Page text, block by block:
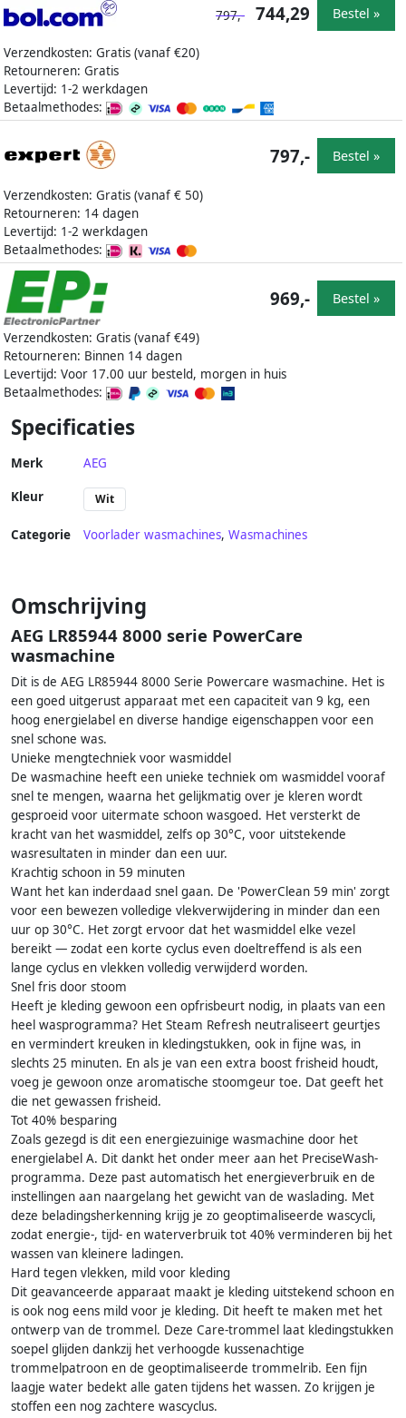
Verzendkosten: Gratis (vanaf €20)
Retourneren: Gratis
Levertijd: 1-2 werkdagen
Betaalmethodes:
797,- 744,29 Bestel »
Verzendkosten: Gratis (vanaf € 50)
Retourneren: 14 dagen
Levertijd: 1-2 werkdagen
Betaalmethodes:
797,- Bestel »
Verzendkosten: Gratis (vanaf €49)
Retourneren: Binnen 14 dagen
Levertijd: Voor 17.00 uur besteld, morgen in huis
Betaalmethodes:
969,- Bestel »
Specificaties
Merk AEG
Kleur Wit
Categorie Voorlader wasmachines, Wasmachines
Omschrijving
AEG LR85944 8000 serie PowerCare
wasmachine
Dit is de AEG LR85944 8000 Serie Powercare wasmachine. Het is
een goed uitgerust apparaat met een capaciteit van 9 kg, een
hoog energielabel en diverse handige eigenschappen voor een
snel schone was.
Unieke mengtechniek voor wasmiddel
De wasmachine heeft een unieke techniek om wasmiddel vooraf
snel te mengen, waarna het gelijkmatig over je kleren wordt
gesproeid voor uitermate schoon wasgoed. Het versterkt de
kracht van het wasmiddel, zelfs op 30°C, voor uitstekende
wasresultaten in minder dan een uur.
Krachtig schoon in 59 minuten
Want het kan inderdaad snel gaan. De 'PowerClean 59 min' zorgt
voor een bewezen volledige vlekverwijdering in minder dan een
uur op 30°C. Het zorgt ervoor dat het wasmiddel elke vezel
bereikt — zodat een korte cyclus even doeltreffend is als een
lange cyclus en vlekken volledig verwijderd worden.
Snel fris door stoom
Heeft je kleding gewoon een opfrisbeurt nodig, in plaats van een
heel wasprogramma? Het Steam Refresh neutraliseert geurtjes
en vermindert kreuken in kledingstukken, ook in fijne was, in
slechts 25 minuten. En als je van een extra boost frisheid houdt,
voeg je gewoon onze aromatische stoomgeur toe. Dat geeft het
die net gewassen frisheid.
Tot 40% besparing
Zoals gezegd is dit een energiezuinige wasmachine door het
energielabel A. Dit dankt het onder meer aan het PreciseWash-
programma. Deze past automatisch het energieverbruik en de
instellingen aan naargelang het gewicht van de waslading. Met
deze beladingsherkenning krijg je zo geoptimaliseerde wascycli,
zodat energie-, tijd- en waterverbruik tot 40% verminderen bij het
wassen van kleinere ladingen.
Hard tegen vlekken, mild voor kleding
Dit geavanceerde apparaat maakt je kleding uitstekend schoon en
is ook nog eens mild voor je kleding. Dit heeft te maken met het
ontwerp van de trommel. Deze Care-trommel laat kledingstukken
soepel glijden dankzij het verhoogde kussenachtige
trommelpatroon en de geoptimaliseerde trommelrib. Een fijn
laagje water bedekt alle gaten tijdens het wassen. Zo krijgen je
stoffen een nog zachtere wascyclus.